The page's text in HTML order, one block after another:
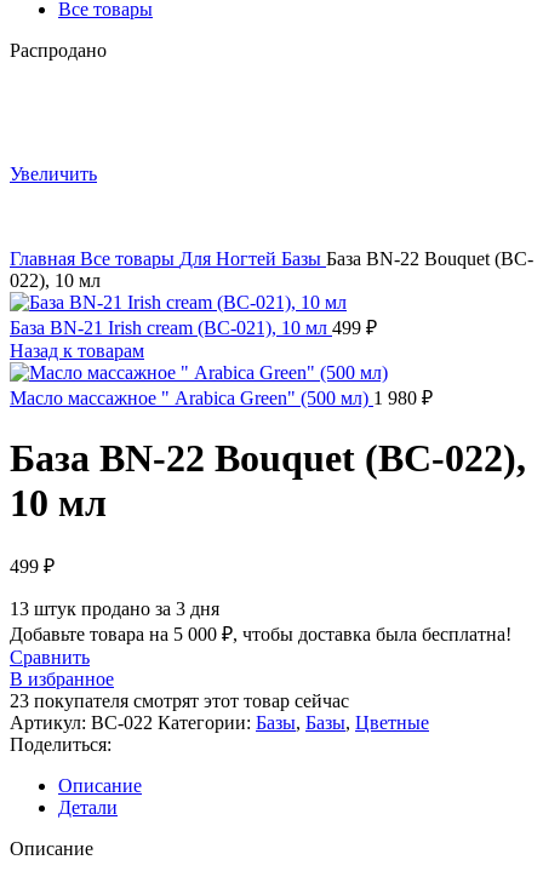
Все товары
Распродано
Увеличить
Главная Все товары Для Ногтей Базы База BN-22 Bouquet (BC-
022), 10 мл
База BN-21 Irish cream (BC-021), 10 мл 499 ₽
Назад к товарам
Масло массажное " Arabica Green" (500 мл) 1 980 ₽
База BN-22 Bouquet (BC-022),
10 мл
499 ₽
13 штук продано за 3 дня
Добавьте товара на 5 000 ₽, чтобы доставка была бесплатна!
Сравнить
В избранное
23 покупателя смотрят этот товар сейчас
Артикул: BC-022 Категории: Базы, Базы, Цветные
Поделиться:
Описание
Детали
Описание